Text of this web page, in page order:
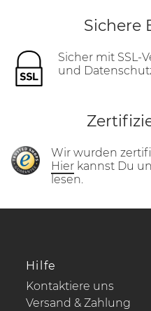
Sichere
Sicher mit SSL-
und
Wir wurden
Hier kannst Du
lesen.
Hilfe
Kontaktiere uns
Versand & Zahlung